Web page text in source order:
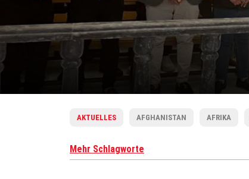
AFGHANISTAN AFRIKA
AKTUELLES
Mehr Schlagworte